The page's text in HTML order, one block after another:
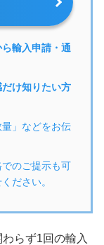
輸入申請・通
け知りたい方
」などをお伝
のご提示も可
ださい。
らず1回の輸入